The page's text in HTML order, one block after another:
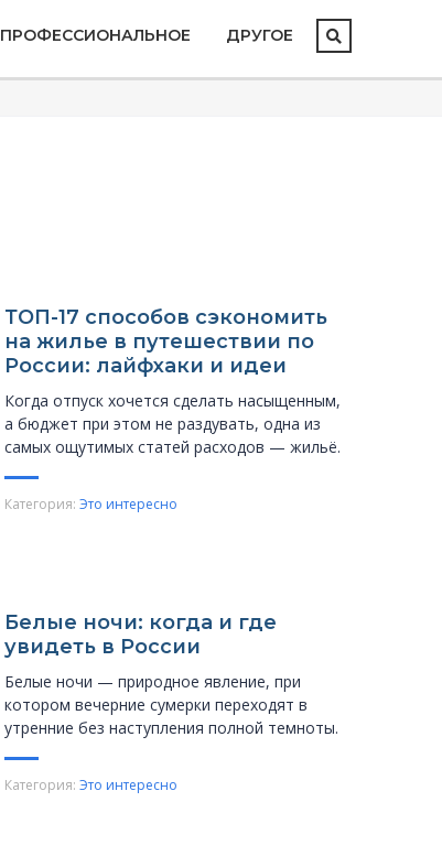
ПРОФЕССИОНАЛЬНОЕ ДРУГОЕ
ТОП-17 способов сэкономить
на жилье в путешествии по
России: лайфхаки и идеи
Когда отпуск хочется сделать насыщенным,
а бюджет при этом не раздувать, одна из
самых ощутимых статей расходов — жильё.
Категория: Это интересно
Белые ночи: когда и где
увидеть в России
Белые ночи — природное явление, при
котором вечерние сумерки переходят в
утренние без наступления полной темноты.
Категория: Это интересно